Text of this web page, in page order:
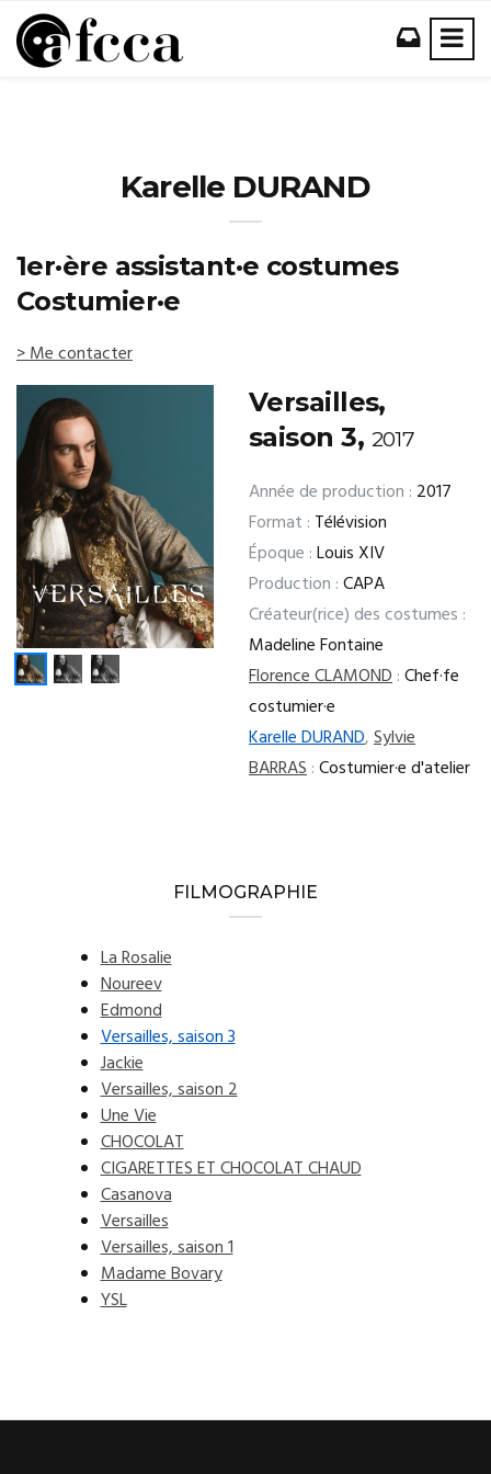
Karelle DURAND
1er·ère assistant·e costumes
Costumier·e
> Me contacter
Versailles,
saison 3, 2017
Année de production : 2017
Format : Télévision
Époque :Louis XIV
Production :CAPA
Créateur(rice) des costumes :
Madeline Fontaine
Florence CLAMOND:Chef·fe
costumier·e
Karelle DURAND,Sylvie
BARRAS:Costumier·e d'atelier
FILMOGRAPHIE
La Rosalie
Noureev
Edmond
Versailles, saison 3
Jackie
Versailles, saison 2
Une Vie
CHOCOLAT
CIGARETTES ET CHOCOLAT CHAUD
Casanova
Versailles
Versailles, saison 1
Madame Bovary
YSL